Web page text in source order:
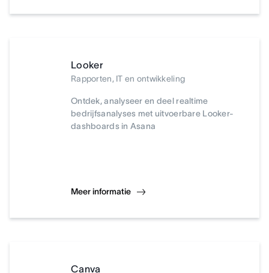
Looker
Rapporten, IT en ontwikkeling
Ontdek, analyseer en deel realtime
bedrijfsanalyses met uitvoerbare Looker-
dashboards in Asana
Meer informatie
Canva